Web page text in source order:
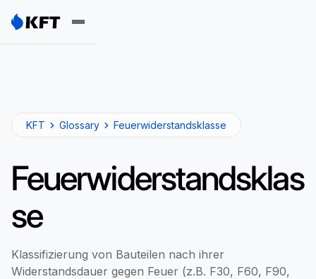
KFT Glossary Feuerwiderstandsklasse
Feuerwiderstandsklas
se
Klassifizierung von Bauteilen nach ihrer
Widerstandsdauer gegen Feuer (z.B. F30, F60, F90,